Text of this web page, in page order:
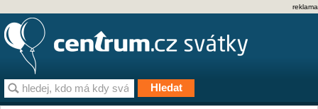
reklama